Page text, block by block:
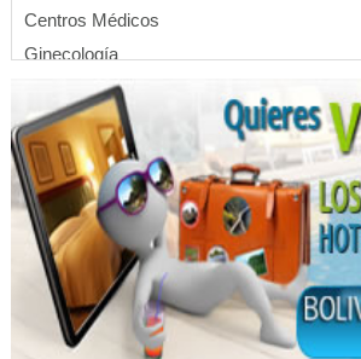
Centros Médicos
Ginecología
Medicina Estética
Psicólogos
Salud: Centros Médicos
Emergencias
Farmacias
Salud: Hospitales
Auxilio Médico
Resonancia Magnética